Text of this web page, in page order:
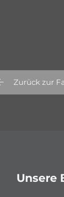
Zurück zur
Unsere